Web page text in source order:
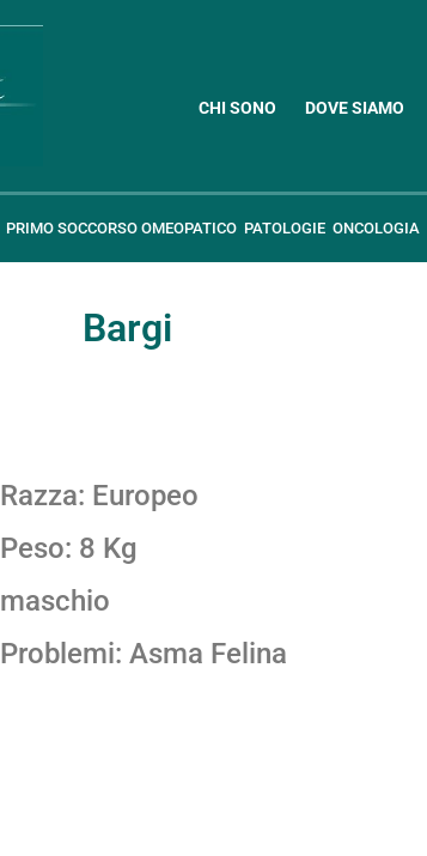
CHI SONO DOVE SIAMO
PRIMO SOCCORSO OMEOPATICO PATOLOGIE ONCOLOGIA
Bargi
Razza: Europeo
Peso: 8 Kg
maschio
Problemi: Asma Felina